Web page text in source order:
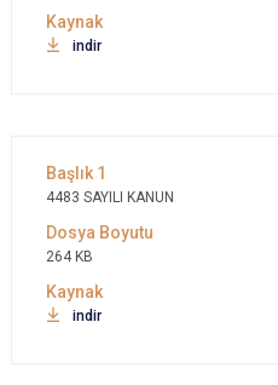
indir
4483 SAYILI KANUN
264 KB
indir